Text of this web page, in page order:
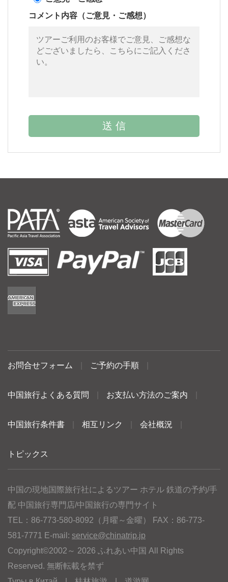
コメント内容（ご意見・ご感想）
お問合せフォーム ご予約の手順
中国旅行よくある質問 お支払い方法のご案内
中国旅行条件書 相互リンク 会社概況
トピックス
中国の現地国際旅行社によるツアー ホテル 鉄道の予約/手
配 中国旅行専門店/中国旅行の専門サイト
TEL：86-773-580-8092（月曜～金曜） FAX：86-773-
581-7771 E-mail: service@chinatrip.jp
Copyright©2002～ 2026 ふれあい中国 All Rights
Reserved. 無断転載を禁ず